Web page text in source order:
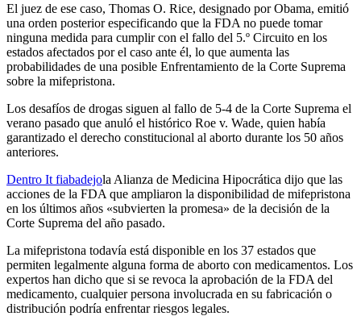
El juez de ese caso, Thomas O. Rice, designado por Obama, emitió
una orden posterior especificando que la FDA no puede tomar
ninguna medida para cumplir con el fallo del 5.º Circuito en los
estados afectados por el caso ante él, lo que aumenta las
probabilidades de una posible Enfrentamiento de la Corte Suprema
sobre la mifepristona.
Los desafíos de drogas siguen al fallo de 5-4 de la Corte Suprema el
verano pasado que anuló el histórico Roe v. Wade, quien había
garantizado el derecho constitucional al aborto durante los 50 años
anteriores.
Dentro It fiabadejola Alianza de Medicina Hipocrática dijo que las
acciones de la FDA que ampliaron la disponibilidad de mifepristona
en los últimos años «subvierten la promesa» de la decisión de la
Corte Suprema del año pasado.
La mifepristona todavía está disponible en los 37 estados que
permiten legalmente alguna forma de aborto con medicamentos. Los
expertos han dicho que si se revoca la aprobación de la FDA del
medicamento, cualquier persona involucrada en su fabricación o
distribución podría enfrentar riesgos legales.